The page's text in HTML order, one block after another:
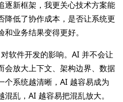
逐新框架，我更关心技术方案能
降低了协作成本，是否让系统更
业务结果变得更好。
软件开发的影响。AI 并不会让
会放大上下文、架构边界、数据
个系统越清晰，AI 越容易成为
乱，AI 越容易把混乱放大。